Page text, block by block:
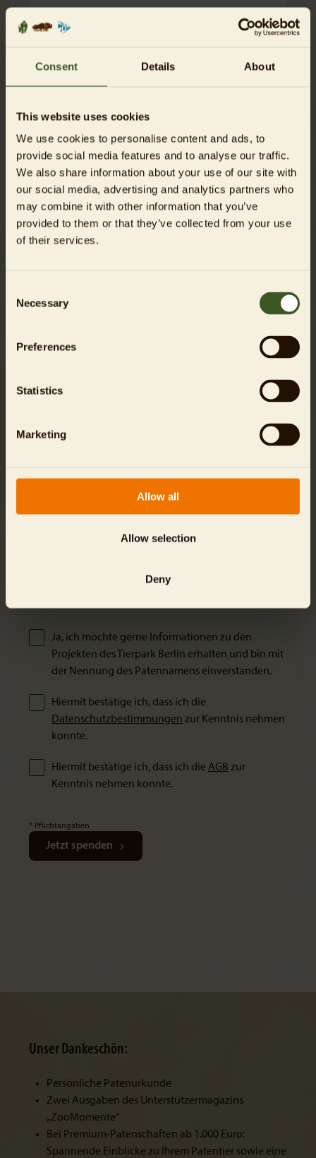
Consent Details About
This website uses cookies
We use cookies to personalise content and ads, to
provide social media features and to analyse our traffic.
We also share information about your use of our site with
our social media, advertising and analytics partners who
may combine it with other information that you’ve
provided to them or that they’ve collected from your use
of their services.
Selection
Necessary
Preferences
Statistics
Marketing
Allow all
Allow selection
Deny
Zahlungsweise
Für Kreditkartenzahlungen wählen Sie bitte PayPal
aus. Dies ist auch ohne PayPal-Konto möglich.
Für Spenden bis zu einer Höhe von 300 Euro benötigen
Bareinzahlungsbeleg oder die Buchungsbestätigung
Zuwendungsbescheinigung, die wir Ihnen im Frühjahr
Die Daten werden über eine verschlüsselte SSL (Secure-
Ja, ich möchte gerne Informationen zu den
Projekten des Tierpark Berlin erhalten und bin mit
der Nennung des Patennamens einverstanden.
Hiermit bestätige ich, dass ich die
Datenschutzbestimmungen zur Kenntnis nehmen
konnte.
Hiermit bestätige ich, dass ich dieAGB zur
Kenntnis nehmen konnte.
* Pflichtangaben
Jetzt spenden
Unser Dankeschön:
Persönliche Patenurkunde
Zwei Ausgaben des Unterstützermagazins
„ZooMomente“
Bei Premium-Patenschaften ab 1.000 Euro:
Spannende Einblicke zu Ihrem Patentier sowie eine